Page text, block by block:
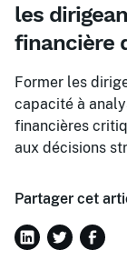
les
financière
Former les
capacité à
financières
aux décisions
Partager cet